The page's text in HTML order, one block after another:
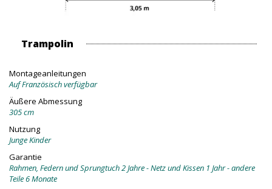
Trampolin
Montageanleitungen
Auf Französisch verfügbar
Äußere Abmessung
305 cm
Nutzung
Junge Kinder
Garantie
Rahmen, Federn und Sprungtuch 2 Jahre - Netz und Kissen 1 Jahr - andere
Teile 6 Monate